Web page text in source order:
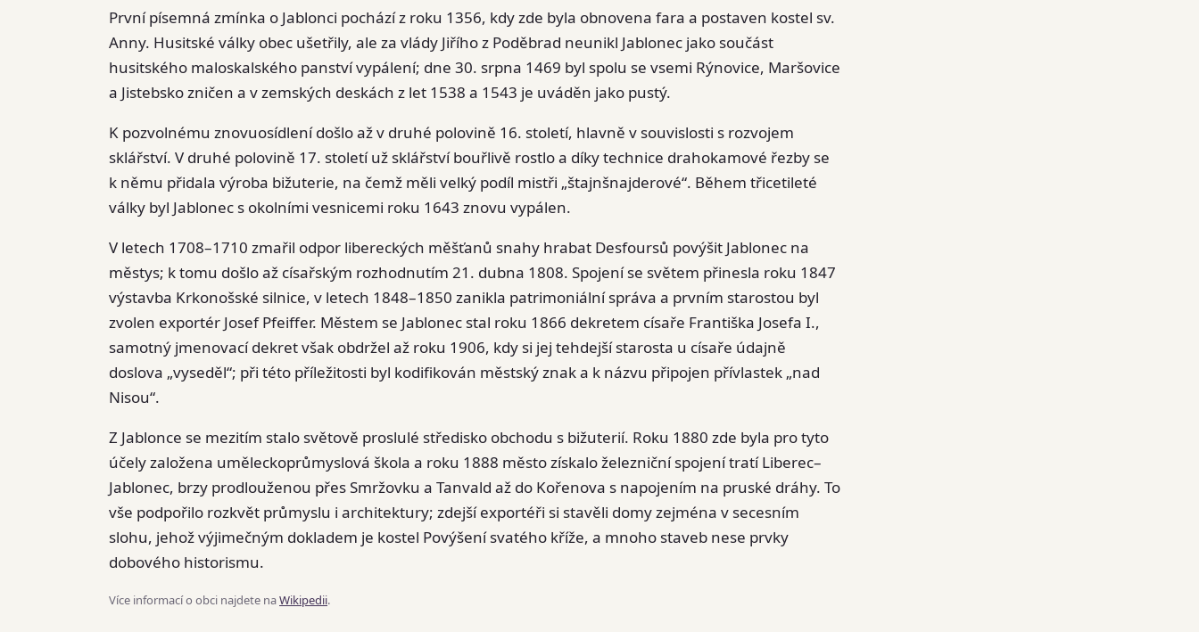
První písemná zmínka o Jablonci pochází z roku 1356, kdy zde byla obnovena fara a postaven kostel sv.
Anny. Husitské války obec ušetřily, ale za vlády Jiřího z Poděbrad neunikl Jablonec jako součást
husitského maloskalského panství vypálení; dne 30. srpna 1469 byl spolu se vsemi Rýnovice, Maršovice
a Jistebsko zničen a v zemských deskách z let 1538 a 1543 je uváděn jako pustý.
K pozvolnému znovuosídlení došlo až v druhé polovině 16. století, hlavně v souvislosti s rozvojem
sklářství. V druhé polovině 17. století už sklářství bouřlivě rostlo a díky technice drahokamové řezby se
k němu přidala výroba bižuterie, na čemž měli velký podíl mistři „štajnšnajderové“. Během třicetileté
války byl Jablonec s okolními vesnicemi roku 1643 znovu vypálen.
V letech 1708–1710 zmařil odpor libereckých měšťanů snahy hrabat Desfoursů povýšit Jablonec na
městys; k tomu došlo až císařským rozhodnutím 21. dubna 1808. Spojení se světem přinesla roku 1847
výstavba Krkonošské silnice, v letech 1848–1850 zanikla patrimoniální správa a prvním starostou byl
zvolen exportér Josef Pfeiffer. Městem se Jablonec stal roku 1866 dekretem císaře Františka Josefa I.,
samotný jmenovací dekret však obdržel až roku 1906, kdy si jej tehdejší starosta u císaře údajně
doslova „vyseděl“; při této příležitosti byl kodifikován městský znak a k názvu připojen přívlastek „nad
Nisou“.
Z Jablonce se mezitím stalo světově proslulé středisko obchodu s bižuterií. Roku 1880 zde byla pro tyto
účely založena uměleckoprůmyslová škola a roku 1888 město získalo železniční spojení tratí Liberec–
Jablonec, brzy prodlouženou přes Smržovku a Tanvald až do Kořenova s napojením na pruské dráhy. To
vše podpořilo rozkvět průmyslu i architektury; zdejší exportéři si stavěli domy zejména v secesním
slohu, jehož výjimečným dokladem je kostel Povýšení svatého kříže, a mnoho staveb nese prvky
dobového historismu.
Více informací o obci najdete naWikipedii.